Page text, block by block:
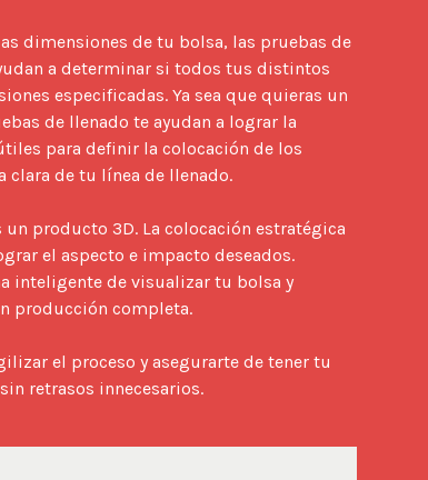
dimensiones de tu bolsa, las pruebas de
a determinar si todos tus distintos
especificadas. Ya sea que quieras un
de llenado te ayudan a lograr la
para definir la colocación de los
clara de tu línea de llenado.
un producto 3D. La colocación estratégica
el aspecto e impacto deseados.
inteligente de visualizar tu bolsa y
producción completa.
el proceso y asegurarte de tener tu
retrasos innecesarios.